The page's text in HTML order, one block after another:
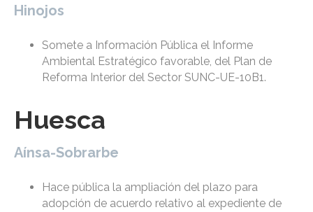
Hinojos
Somete a Información Pública el Informe
Ambiental Estratégico favorable, del Plan de
Reforma Interior del Sector SUNC-UE-10B1.
Huesca
Aínsa-Sobrarbe
Hace pública la ampliación del plazo para
adopción de acuerdo relativo al expediente de